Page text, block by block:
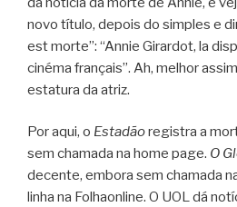
novo título, depois do simples e
est morte”: “Annie Girardot, la
cinéma français”. Ah, melhor
estatura da atriz.
Por aqui, o Estadãoregistra a
sem chamada na home page. O
decente, embora sem chamada
linha na Folhaonline. O UOL dá